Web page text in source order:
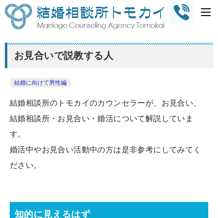
お見合いで説教する人
結婚に向けて男性編
結婚相談所のトモカイのカウンセラーが、お見合い、
結婚相談所・お見合い・婚活について解説していま
す。
婚活中やお見合い活動中の方は是非参考にしてみてく
ださい。
知的に見えるはず